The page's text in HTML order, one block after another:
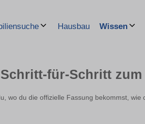
Hausbau Wissen
für-Schritt
wo du die offizielle Fassung bekommst,